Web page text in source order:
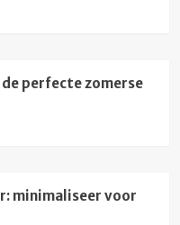
perfecte zomerse
minimaliseer voor